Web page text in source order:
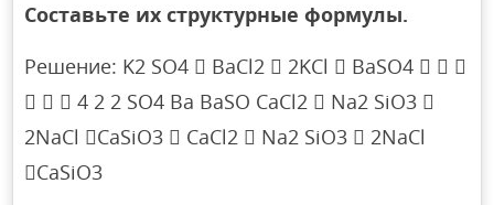
Составьте их структурные формулы.
Решение: K2 SO4  BaCl2  2KCl  BaSO4   
   4 2 2 SO4 Ba BaSO CaCl2  Na2 SiO3 
2NaCl CaSiO3  CaCl2  Na2 SiO3  2NaCl
CaSiO3